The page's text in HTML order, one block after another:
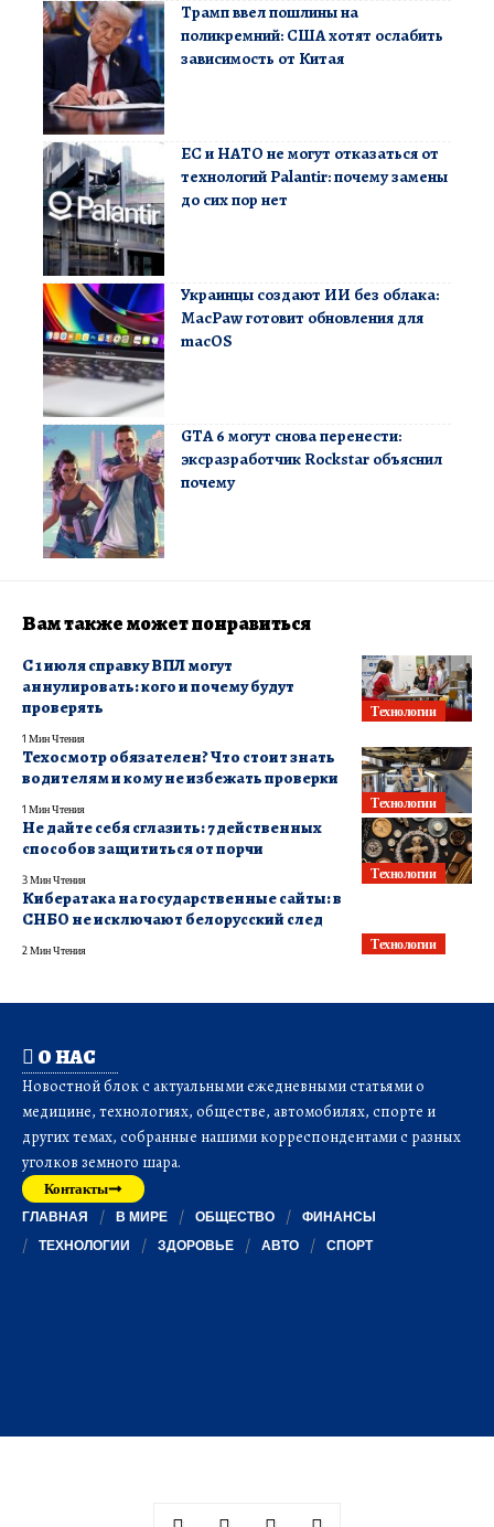
Трамп ввел пошлины на
поликремний: США хотят ослабить
зависимость от Китая
ЕС и НАТО не могут отказаться от
технологий Palantir: почему замены
до сих пор нет
Украинцы создают ИИ без облака:
MacPaw готовит обновления для
macOS
GTA 6 могут снова перенести:
эксразработчик Rockstar объяснил
почему
Вам также может понравиться
Технологии
С 1 июля справку ВПЛ могут
аннулировать: кого и почему будут
проверять
1 Мин Чтения
Технологии
Техосмотр обязателен? Что стоит знать
водителям и кому не избежать проверки
1 Мин Чтения
Технологии
Не дайте себя сглазить: 7 действенных
способов защититься от порчи
3 Мин Чтения
Технологии
Кибератака на государственные сайты: в
СНБО не исключают белорусский след
2 Мин Чтения
О НАС
Новостной блок с актуальными ежедневными статьями о
медицине, технологиях, обществе, автомобилях, спорте и
других темах, собранные нашими корреспондентами с разных
уголков земного шара.
Контакты
ГЛАВНАЯ В МИРЕ ОБЩЕСТВО
ФИНАНСЫ
ТЕХНОЛОГИИ
ЗДОРОВЬЕ АВТО СПОРТ